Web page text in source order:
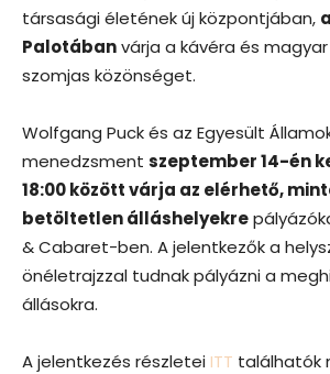
társasági életének új központjában,
Palotábanvárja a kávéra és
szomjas közönséget.
Wolfgang Puck és az Egyesült
menedzsment szeptember 14-én
18:00 között várja az elérhető,
betöltetlen álláshelyekre
& Cabaret-ben. A jelentkezők a
önéletrajzzal tudnak pályázni a
állásokra.
A jelentkezés részletei ITT találhatók